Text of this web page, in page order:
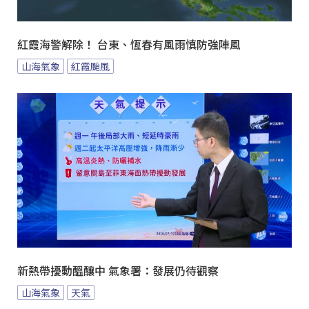
紅霞海警解除！ 台東、恆春有風雨慎防強陣風
山海氣象 紅霞颱風
新熱帶擾動醞釀中 氣象署：發展仍待觀察
山海氣象 天氣